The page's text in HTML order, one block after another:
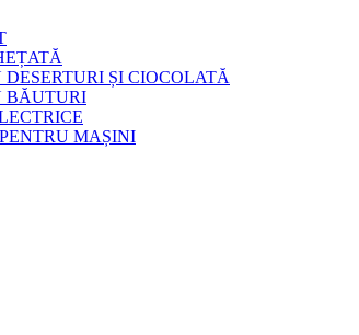
ȘI CIOCOLATĂ
BĂUTURI
MAȘINI